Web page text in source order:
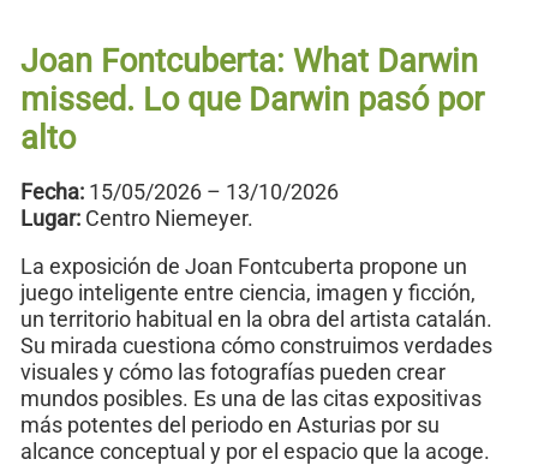
Joan Fontcuberta: What Darwin
missed. Lo que Darwin pasó por
alto
Fecha: 15/05/2026 – 13/10/2026
Lugar: Centro Niemeyer.
La exposición de Joan Fontcuberta propone un
juego inteligente entre ciencia, imagen y ficción,
un territorio habitual en la obra del artista catalán.
Su mirada cuestiona cómo construimos verdades
visuales y cómo las fotografías pueden crear
mundos posibles. Es una de las citas expositivas
más potentes del periodo en Asturias por su
alcance conceptual y por el espacio que la acoge.